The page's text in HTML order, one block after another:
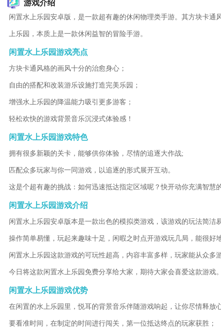
游戏介绍
闲置水上乐园安卓版，是一款超有趣的休闲物理类手游。其方块卡
上乐园，本质上是一款休闲益智的冒险手游。
闲置水上乐园游戏亮点
方块卡通风格的画风十分的治愈身心；
自由的搭配和改装游乐设施打造完美乐园；
增强水上乐园的降温能力吸引更多游客；
轻松欢快的游戏背景音乐沉浸式体验感！
闲置水上乐园游戏特色
拥有很多新颖的关卡，能够供你体验，尽情的追逐大作战;
匹配众多玩家与你一同游戏，以追逐的形式展开互动。
这是个超有趣的挑战：如何迅速抵达指定区域呢？快开动你充满智慧
闲置水上乐园游戏介绍
闲置水上乐园安卓版本是一款出色的模拟类游戏，该游戏的玩法简洁
操作简单易懂，玩起来趣味十足，闲暇之时点开游戏玩几局，能很好
闲置水上乐园这款游戏的可玩性超高，内容丰富多样，玩家能从众
今日将这款闲置水上乐园免费分享给大家，期待大家会喜爱这款游戏
闲置水上乐园游戏优势
在闲置的水上乐园里，悦耳的背景音乐伴随游戏响起，让你尽情释放
要看准时间，在制定的时间进行闯关，第一位抵达终点的玩家获胜；